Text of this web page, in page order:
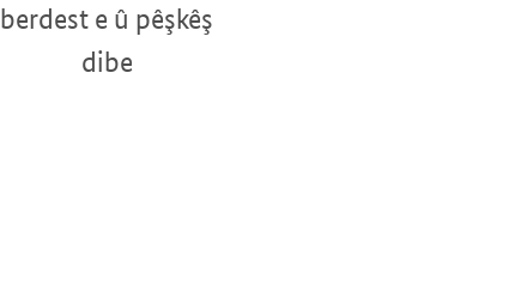
berdest e û pêşkêş
dibe